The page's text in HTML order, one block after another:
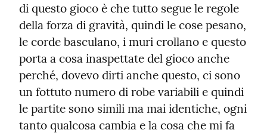
di questo gioco è che tutto segue le regole
della forza di gravità, quindi le cose pesano,
le corde basculano, i muri crollano e questo
porta a cosa inaspettate del gioco anche
perché, dovevo dirti anche questo, ci sono
un fottuto numero di robe variabili e quindi
le partite sono simili ma mai identiche, ogni
tanto qualcosa cambia e la cosa che mi fa